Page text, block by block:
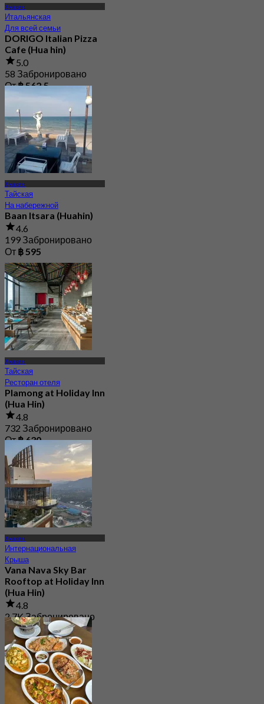
Хуахин
Итальянская
Для всей семьи
DORIGO Italian Pizza
Cafe (Hua hin)
5.0
58 Забронировано
От฿ 562.5
Хуахин
Тайская
На набережной
Baan Itsara (Huahin)
4.6
199 Забронировано
От ฿ 595
Хуахин
Тайская
Ресторан отеля
Plamong at Holiday Inn
(Hua Hin)
4.8
732 Забронировано
От฿ 630
Хуахин
Интернациональная
Крыша
Vana Nava Sky Bar
Rooftop at Holiday Inn
(Hua Hin)
4.8
2.7K Забронировано
От฿ 647.5